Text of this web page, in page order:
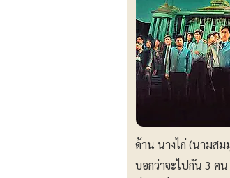
ด้าน นางไก่ (นามสม
บอกว่าจะไปกัน 3 คน